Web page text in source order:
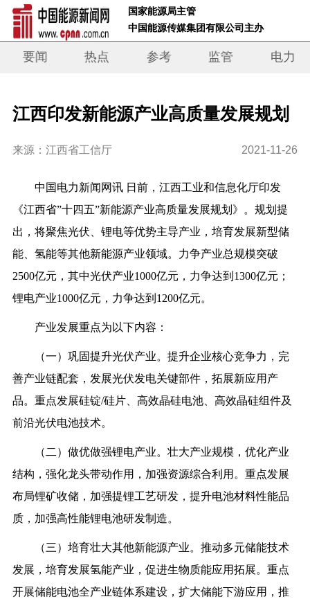
国家能源局主管
中国能源传媒集团有限公司主办
要闻 热点 参考 监管 电力
江西印发新能源产业高质量发展规划
来源：江西省工信厅 2021-11-26
中 国电力新闻网讯 日前，江西工业和信息化厅印发
《江西省”十四五”新能源产业高质量发展规划》。 规划提
出，将聚焦光伏、锂电等优势主导产业，培育发展新型储
能、氢能等其他新能源产业领域。 力争产业总规模突破
2500亿元，其中光伏产业1000亿元，力争达到1300亿元；
锂电产业1000亿元，力争达到1200亿元。
产业发展重点为以下内容：
（一）巩固提升光伏产业。提升企业核心竞争力，完
善产业链配套，发展光伏发电关键部件，拓展新应用产
品。重点发展硅锭/硅片、高效晶硅电池、高效晶硅组件及
前沿光伏电池技术。
（二）做优做强锂电产业。壮大产业规模，优化产业
结构，强化龙头带动作用，加强资源综合利用。重点发展
布局锂矿收储，加强提锂工艺研发，提升电池材料性能品
质，加强高性能锂电池研发制造。
（三）培育壮大其他新能源产业。推动多元储能技术
发展，培育发展氢能产业，促进生物质能应用拓展。重点
开展储能电池全产业链体系建设，扩大储能下游应用，推